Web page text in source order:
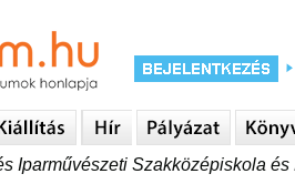
Iparművészeti Szakközépiskola